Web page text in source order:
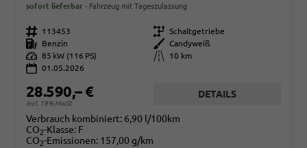
sofort lieferbar Fahrzeug mit Tageszulassung
Fahrzeugnr. 113453 Getriebe Schaltgetriebe
Kraftstoff
Benzin Außenfarbe
Candyweiß
Leistung 85 kW (116 PS) Kilometerstand
10 km
01.05.2026
28.590,– €
incl. 19% MwSt.
DETAILS
Verbrauch kombiniert: 6,90 l/100km
CO2-Klasse: F
CO2-Emissionen: 157,00 g/km